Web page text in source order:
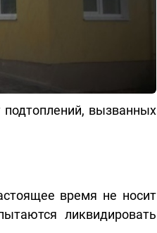
подтоплений, вызванных
время не носит
ликвидировать